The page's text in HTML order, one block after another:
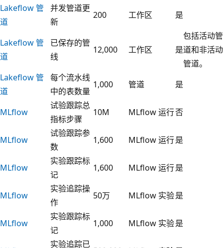
Lakeflow 管
道
并发管道更
新
200 工作区 是
Lakeflow 管
道
已保存的管
线
12,000 工作区 是
包括活动管
道和非活动
管道。
Lakeflow 管
道
每个流水线
中的表数量
1,000 管道 是
MLflow
试验跟踪总
指标步骤
10M MLflow 运行否
MLflow
试验跟踪参
数
1,600 MLflow 运行是
MLflow
实验跟踪标
记
1,600 MLflow 运行是
MLflow
实验追踪操
作
50万 MLflow 实验是
MLflow
实验跟踪标
记
1,000 MLflow 实验是
实验追踪已